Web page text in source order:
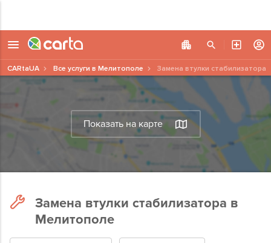
Показать на карте
CARtaUA Все услуги в Мелитополе Замена втулки стабилизатора
Замена втулки стабилизатора в
Мелитополе